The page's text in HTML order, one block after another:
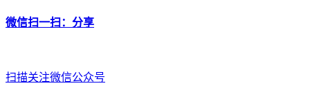
微信扫一扫：分享
扫描关注微信公众号